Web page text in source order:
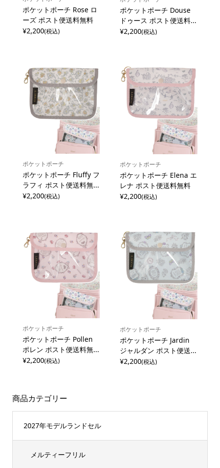
ポケットポーチ Rose ロ
ーズ ポスト便送料無料
¥2,200(税込)
ポケットポーチ Douse
ドゥース ポスト便送料...
¥2,200(税込)
ポケットポーチ
ポケットポーチ Fluffy フ
ラフィ ポスト便送料無...
¥2,200(税込)
ポケットポーチ
ポケットポーチ Elena エ
レナ ポスト便送料無料
¥2,200(税込)
ポケットポーチ
ポケットポーチ Pollen
ポレン ポスト便送料無...
¥2,200(税込)
ポケットポーチ
ポケットポーチ Jardin
ジャルダン ポスト便送...
¥2,200(税込)
商品カテゴリー
2027年モデルランドセル
メルティーフリル